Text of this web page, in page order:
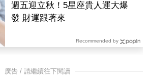
週五迎立秋！5星座貴人運大爆
發 財運跟著來
Recommended by
廣告 / 請繼續往下閱讀